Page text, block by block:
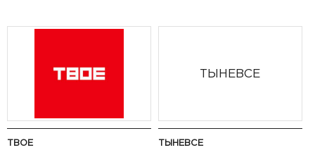
ТВОЕ
ТЫНЕВСЕ
ТЫНЕВСЕ